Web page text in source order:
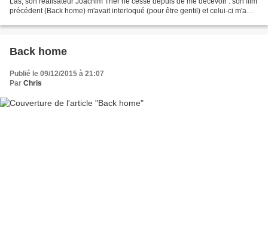
précédent (Back home) m'avait interloqué (pour être gentil) et celui-ci m'a
Back home
Publié le 09/12/2015 à 21:07
Par Chris